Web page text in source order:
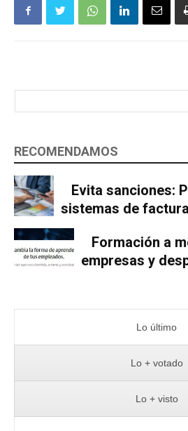
RECOMENDAMOS
Evita sanciones:
sistemas de
Formación a
empresas y
Lo último
Lo + votado
Lo + visto